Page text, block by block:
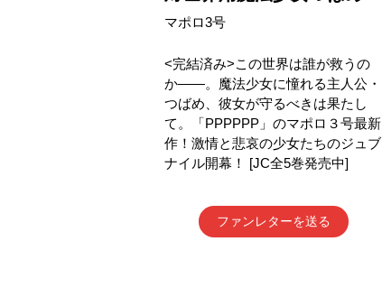
マポロ3号
<完結済み>この世界は誰が救うの
か――。魔法少女に憧れる主人公・
つばめ、彼女が守るべきは果たし
て。「PPPPPP」のマポロ３号最新
作！激情と悲哀の少女たちのジュブ
ナイル開幕！ [JC全5巻発売中]
ファンレターを送る